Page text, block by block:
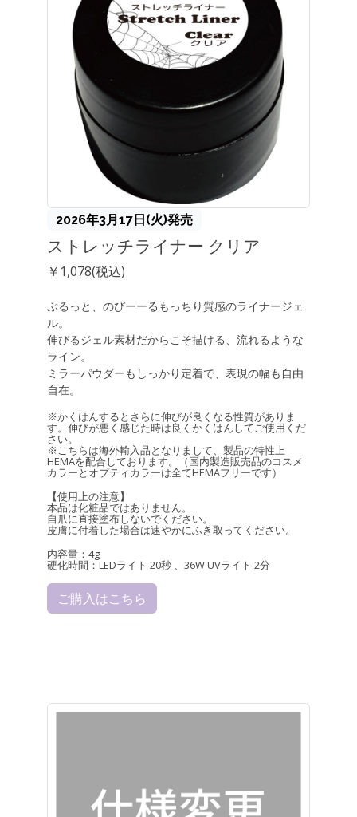
2026年3月17日(火)発売
ストレッチライナー クリア
￥1,078(税込)
ぷるっと、のびーーるもっちり質感のライナージェ
ル。
伸びるジェル素材だからこそ描ける、流れるような
ライン。
ミラーパウダーもしっかり定着で、表現の幅も自由
自在。
※かくはんするとさらに伸びが良くなる性質がありま
す。伸びが悪く感じた時は良くかくはんしてご使用くだ
さい。
※こちらは海外輸入品となりまして、製品の特性上
HEMAを配合しております。（国内製造販売品のコスメ
カラーとオプティカラーは全てHEMAフリーです）
【使用上の注意】
本品は化粧品ではありません。
自爪に直接塗布しないでください。
皮膚に付着した場合は速やかにふき取ってください。
内容量：4g
硬化時間：LEDライト 20秒 、36W UVライト 2分
ご購入はこちら